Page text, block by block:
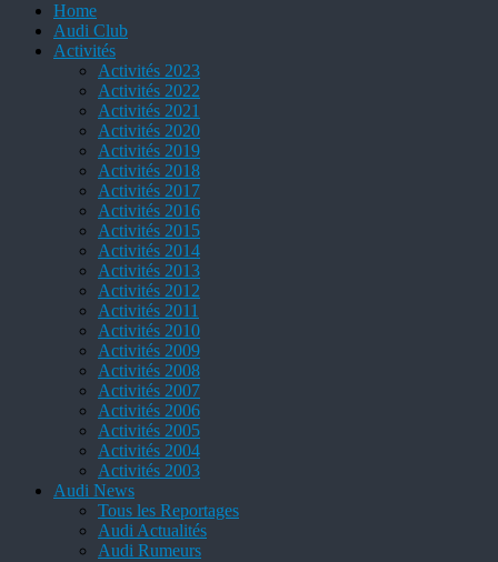
Home
Audi Club
Activités
Activités 2023
Activités 2022
Activités 2021
Activités 2020
Activités 2019
Activités 2018
Activités 2017
Activités 2016
Activités 2015
Activités 2014
Activités 2013
Activités 2012
Activités 2011
Activités 2010
Activités 2009
Activités 2008
Activités 2007
Activités 2006
Activités 2005
Activités 2004
Activités 2003
Audi News
Tous les Reportages
Audi Actualités
Audi Rumeurs